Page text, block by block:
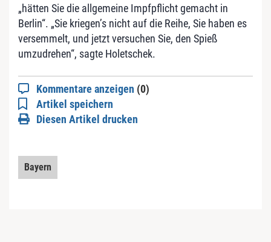
„hätten Sie die allgemeine Impfpflicht gemacht in
Berlin“. „Sie kriegen’s nicht auf die Reihe, Sie haben es
versemmelt, und jetzt versuchen Sie, den Spieß
umzudrehen“, sagte Holetschek.
Kommentare anzeigen (0)
Artikel speichern
Diesen Artikel drucken
Bayern